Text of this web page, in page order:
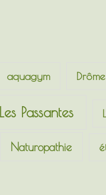
aquagym Drôme
Les Passantes
Naturopathie